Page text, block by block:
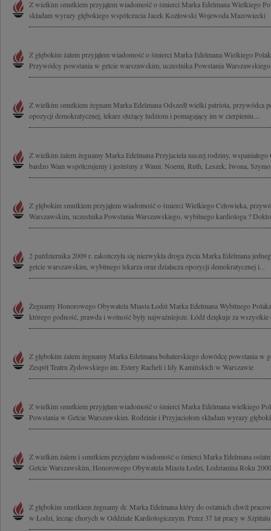
Z wielkim smutkiem przyjąłem wiadomość o śmierci Marka Edelmana Wielkiego
składam wyrazy głębokiego współczucia Jacek Kozłowski Wojewoda Mazowiecki
Z głębokim żalem przyjąłem wiadomość o śmierci Marka Edelmana Wielkiego
Przywódcy powstania w getcie warszawskim, uczestnika Powstania
Z wielkim smutkiem żegnam Marka Edelmana Odszedł wielki patriota, przywódca
opozycji demokratycznej, lekarz służący ludziom i pomagający im w cierpieniu....
Z wielkim żalem żegnamy Marka Edelmana Przyjaciela naszej rodziny,
bardzo Wam współczujemy i jesteśmy z Wami. Noemi, Ruth, Leszek, Iwona,
Z głębokim smutkiem przyjąłem wiadomość o śmierci Wielkiego Człowieka,
Warszawskim, uczestnika Powstania Warszawskiego, wybitnego kardiologa ?
2 października 2009 r. zakończyła się niezwykła droga życia Marka Edelmana
getcie warszawskim, wybitnego lekarza oraz działacza opozycji demokratycznej i...
Żegnamy Honorowego Obywatela Miasta Łodzi Marka Edelmana Wybitnego
którego godność, prawda i wolność były najważniejsze. Łódź dziękuje za wszystkie
Z głębokim żalem żegnamy Marka Edelmana bohaterskiego dowódcę powstania w
Zespół Teatru Żydowskiego im. Estery Racheli i Idy Kamińskich w Warszawie
Z wielkim smutkiem przyjęłam wiadomość o śmierci Marka Edelmana wielkiego
Powstania w Getcie Warszawskim. Rodzinie i Przyjaciołom składam wyrazy
Z wielkim żalem i smutkiem przyjęłam wiadomość o śmierci Marka Edelmana
Getcie Warszawskim, Honorowego Obywatela Miasta Łodzi, Łodzianina Roku
Z głębokim smutkiem żegnamy dr. Marka Edelmana który do ostatnich chwil
w Łodzi, lecząc chorych w Oddziale Kardiologicznym. Przez 37 lat pracy w Szpitalu